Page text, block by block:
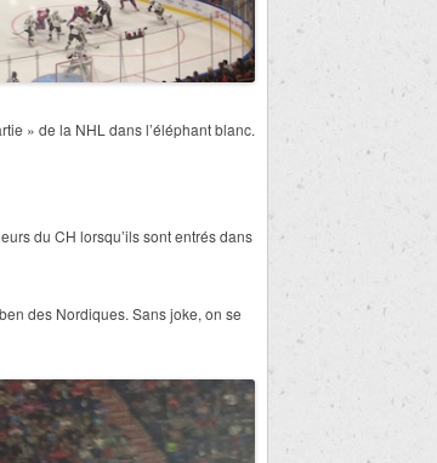
» de la NHL dans l’éléphant blanc.
du CH lorsqu’ils sont entrés dans
des Nordiques. Sans joke, on se